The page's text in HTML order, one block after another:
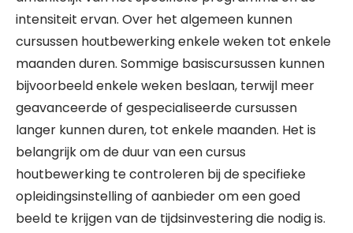
intensiteit ervan. Over het algemeen kunnen
cursussen houtbewerking enkele weken tot enkele
maanden duren. Sommige basiscursussen kunnen
bijvoorbeeld enkele weken beslaan, terwijl meer
geavanceerde of gespecialiseerde cursussen
langer kunnen duren, tot enkele maanden. Het is
belangrijk om de duur van een cursus
houtbewerking te controleren bij de specifieke
opleidingsinstelling of aanbieder om een goed
beeld te krijgen van de tijdsinvestering die nodig is.